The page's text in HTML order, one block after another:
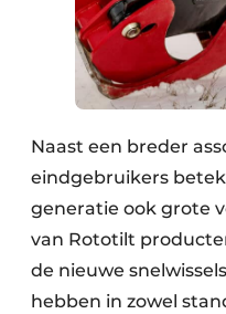
Naast een breder
eindgebruikers
generatie ook grote
van Rototilt
de nieuwe
hebben in zowel